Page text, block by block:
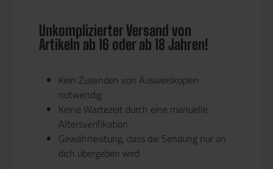
Unkomplizierter Versand von
Artikeln ab 16 oder ab 18 Jahren!
Kein Zusenden von Ausweiskopien
notwendig
Keine Wartezeit durch eine manuelle
Altersverifikation
Gewährleistung, dass die Sendung nur an
dich übergeben wird